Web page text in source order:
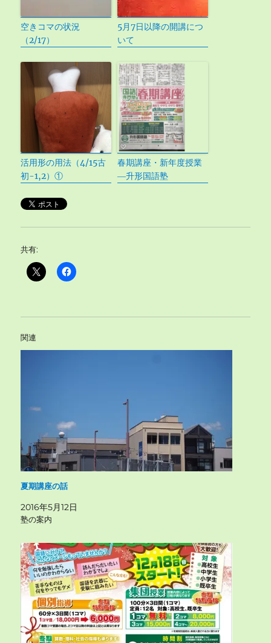
空きコマの状況
（2/17）
5月7日以降の開講につ
いて
活用形の用法（4/15古
初-1,2）①
春期講座・新年度授業
―升形国語塾
共有:
関連
夏期講座の話
2016年5月12日
塾の案内